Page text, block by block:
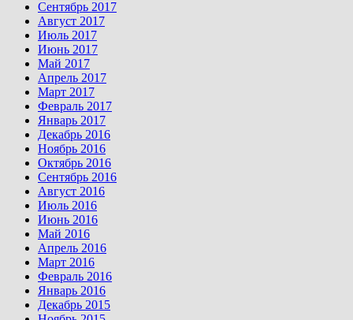
Сентябрь 2017
Август 2017
Июль 2017
Июнь 2017
Май 2017
Апрель 2017
Март 2017
Февраль 2017
Январь 2017
Декабрь 2016
Ноябрь 2016
Октябрь 2016
Сентябрь 2016
Август 2016
Июль 2016
Июнь 2016
Май 2016
Апрель 2016
Март 2016
Февраль 2016
Январь 2016
Декабрь 2015